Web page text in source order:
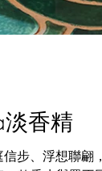
香精
步、浮想聯翩